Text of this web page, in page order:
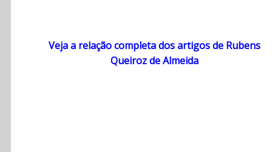
Veja a relação completa dos artigos de Rubens
Queiroz de Almeida